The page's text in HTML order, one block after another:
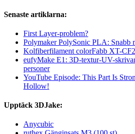
Senaste artiklarna:
First Layer-problem?
Polymaker PolySonic PLA: Snabb
Kolfiberfilament colorFabb XT-
eufyMake E1: 3D-textur-UV-
personer
YouTube Episode: This Part Is
Hollow!
Upptäck 3DJake:
Anycubic